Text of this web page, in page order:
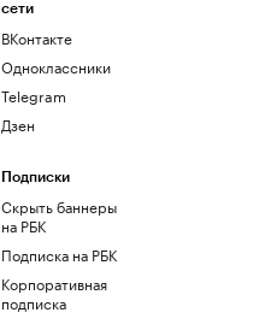
сети
ВКонтакте
Одноклассники
Telegram
Дзен
Подписки
Скрыть баннеры
на РБК
Подписка на РБК
Корпоративная
подписка